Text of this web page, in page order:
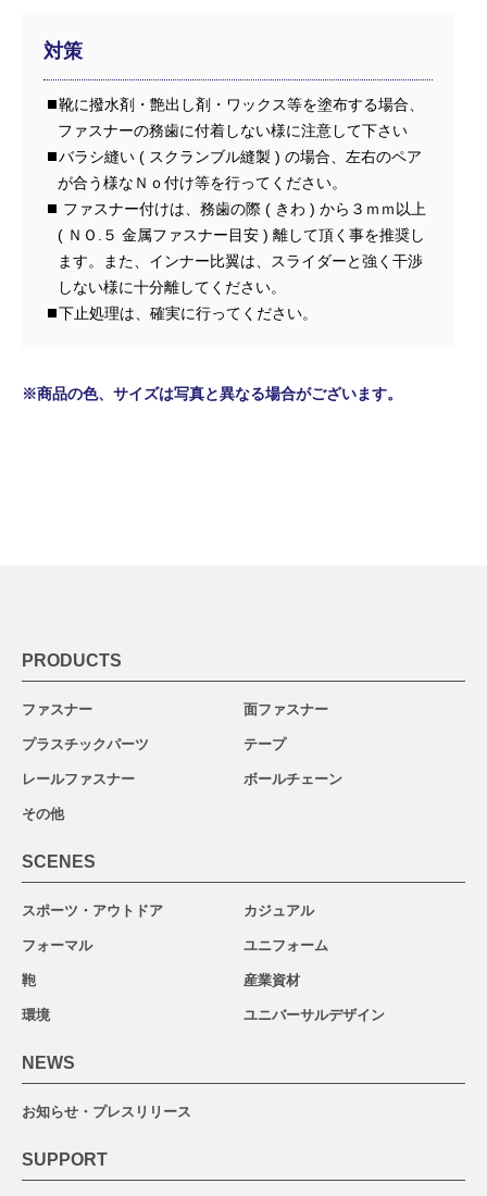
対策
靴に撥水剤・艶出し剤・ワックス等を塗布する場合、
ファスナーの務歯に付着しない様に注意して下さい
バラシ縫い ( スクランブル縫製 ) の場合、左右のペア
が合う様なＮｏ付け等を行ってください。
ファスナー付けは、務歯の際 ( きわ ) から３ｍｍ以上
( ＮＯ.５ 金属ファスナー目安 ) 離して頂く事を推奨し
ます。また、インナー比翼は、スライダーと強く干渉
しない様に十分離してください。
下止処理は、確実に行ってください。
※商品の色、サイズは写真と異なる場合がございます。
PRODUCTS
ファスナー 面ファスナー
プラスチックパーツ テープ
レールファスナー ボールチェーン
その他
SCENES
スポーツ・アウトドア カジュアル
フォーマル ユニフォーム
鞄 産業資材
環境 ユニバーサルデザイン
NEWS
お知らせ・プレスリリース
SUPPORT